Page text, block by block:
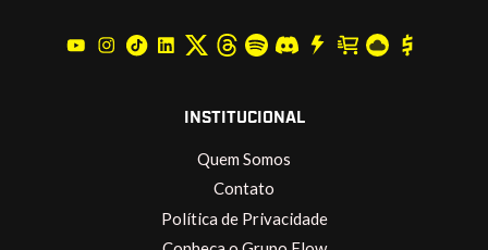
INSTITUCIONAL
Quem Somos
Contato
Política de Privacidade